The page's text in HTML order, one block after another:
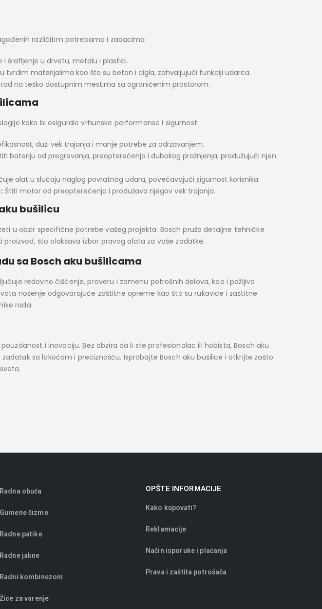
različitim potrebama i zadacima:
i šrafljenje u drvetu, metalu i plastici.
tvrđim materijalima kao što su beton i cigla, zahvaljujući funkciji udarca.
rad na teško dostupnim mestima sa ograničenim prostorom.
kako bi osigurale vrhunske performanse i sigurnost:
duži vek trajanja i manje potrebe za održavanjem.
bateriju od pregrevanja, preopterećenja i dubokog pražnjenja, produžujući njen
alat u slučaju naglog povratnog udara, povećavajući sigurnost korisnika.
Štiti motor od preopterećenja i produžava njegov vek trajanja.
bušilicu
u obzir specifične potrebe vašeg projekta. Bosch pruža detaljne tehničke
proizvod, što olakšava izbor pravog alata za vaše zadatke.
sa Bosch aku bušilicama
redovno čišćenje, proveru i zamenu potrošnih delova, kao i pažljivo
nošenje odgovarajuće zaštitne opreme kao što su rukavice i zaštitne
rada.
i inovaciju. Bez obzira da li ste profesionalac ili hobista, Bosch aku
sa lakoćom i preciznošću. Isprobajte Bosch aku bušilice i otkrijte zašto
Radna obuća
Gumene čizme
Radne patike
Radne jakne
Radni kombinezoni
Žice za varenje
OPŠTE INFORMACIJE
Kako kupovati?
Reklamacije
Način isporuke i plaćanja
Prava i zaštita potrošača